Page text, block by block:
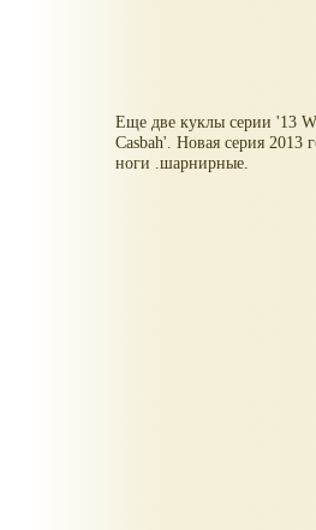
Еще две куклы серии '13
Casbah'. Новая серия 2013
ноги .шарнирные.